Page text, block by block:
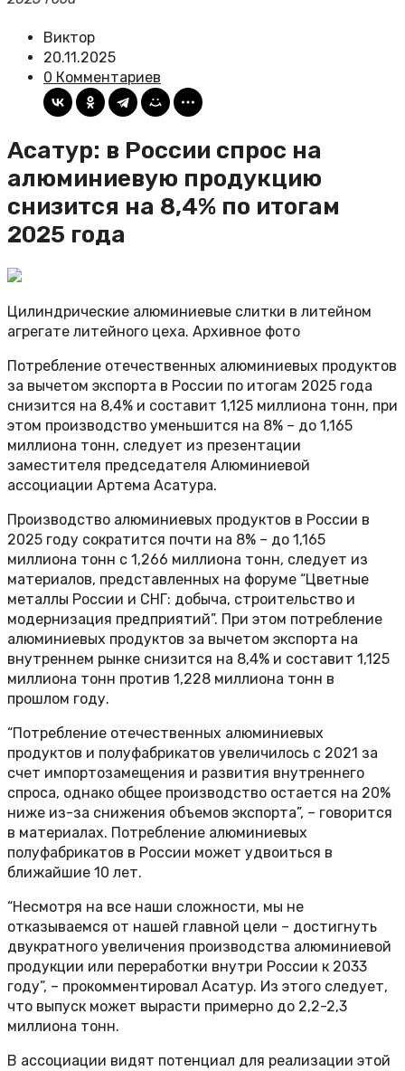
Виктор
20.11.2025
0 Комментариев
Асатур: в России спрос на
алюминиевую продукцию
снизится на 8,4% по итогам
2025 года
Цилиндрические алюминиевые слитки в литейном
агрегате литейного цеха. Архивное фото
Потребление отечественных алюминиевых продуктов
за вычетом экспорта в России по итогам 2025 года
снизится на 8,4% и составит 1,125 миллиона тонн, при
этом производство уменьшится на 8% – до 1,165
миллиона тонн, следует из презентации
заместителя председателя Алюминиевой
ассоциации Артема Асатура.
Производство алюминиевых продуктов в России в
2025 году сократится почти на 8% – до 1,165
миллиона тонн с 1,266 миллиона тонн, следует из
материалов, представленных на форуме “Цветные
металлы России и СНГ: добыча, строительство и
модернизация предприятий”. При этом потребление
алюминиевых продуктов за вычетом экспорта на
внутреннем рынке снизится на 8,4% и составит 1,125
миллиона тонн против 1,228 миллиона тонн в
прошлом году.
“Потребление отечественных алюминиевых
продуктов и полуфабрикатов увеличилось с 2021 за
счет импортозамещения и развития внутреннего
спроса, однако общее производство остается на 20%
ниже из-за снижения объемов экспорта”, – говорится
в материалах. Потребление алюминиевых
полуфабрикатов в России может удвоиться в
ближайшие 10 лет.
“Несмотря на все наши сложности, мы не
отказываемся от нашей главной цели – достигнуть
двукратного увеличения производства алюминиевой
продукции или переработки внутри России к 2033
году”, – прокомментировал Асатур. Из этого следует,
что выпуск может вырасти примерно до 2,2-2,3
миллиона тонн.
В ассоциации видят потенциал для реализации этой